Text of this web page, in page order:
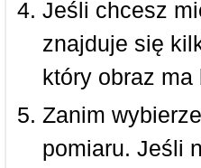
Jeśli chcesz
znajduje się
który obraz ma
Zanim
pomiaru. Jeśli